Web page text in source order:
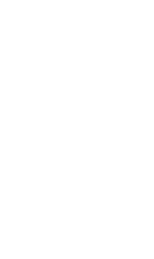
گردشگری جهان